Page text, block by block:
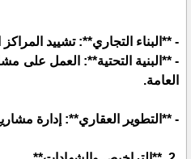
- **البناء التجاري**: تشييد المراكز
- **البنية التحتية**: العمل على
العامة.
- **التطوير العقاري**: إدارة